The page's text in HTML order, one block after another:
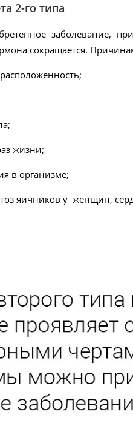
2-го типа
заболевание,
сокращается.
жизни;
в организме;
яичников у женщин,